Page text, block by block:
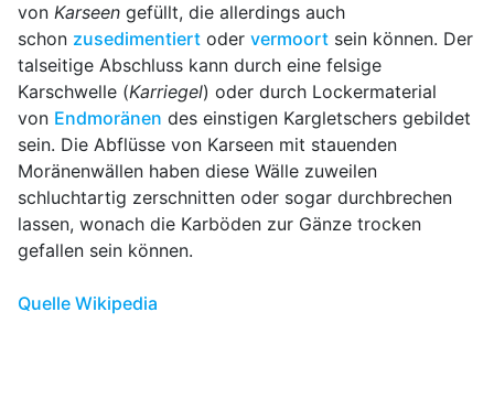
von Karseen gefüllt, die allerdings auch
schon zusedimentiert oder vermoort sein können. Der
talseitige Abschluss kann durch eine felsige
Karschwelle (Karriegel) oder durch Lockermaterial
von Endmoränen des einstigen Kargletschers gebildet
sein. Die Abflüsse von Karseen mit stauenden
Moränenwällen haben diese Wälle zuweilen
schluchtartig zerschnitten oder sogar durchbrechen
lassen, wonach die Karböden zur Gänze trocken
gefallen sein können.
Quelle Wikipedia